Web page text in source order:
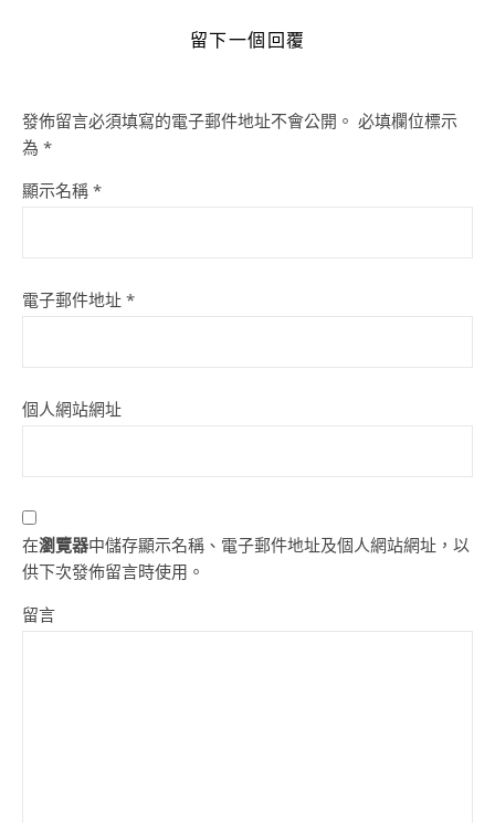
留下一個回覆
發佈留言必須填寫的電子郵件地址不會公開。 必填欄位標示
為 *
顯示名稱 *
電子郵件地址 *
個人網站網址
在瀏覽器中儲存顯示名稱、電子郵件地址及個人網站網址，以
供下次發佈留言時使用。
留言